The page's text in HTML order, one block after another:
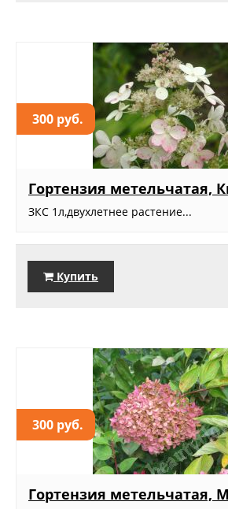
300 руб.
Гортензия метельчатая,
ЗКС 1л,двухлетнее растение...
Купить
300 руб.
Гортензия метельчатая,